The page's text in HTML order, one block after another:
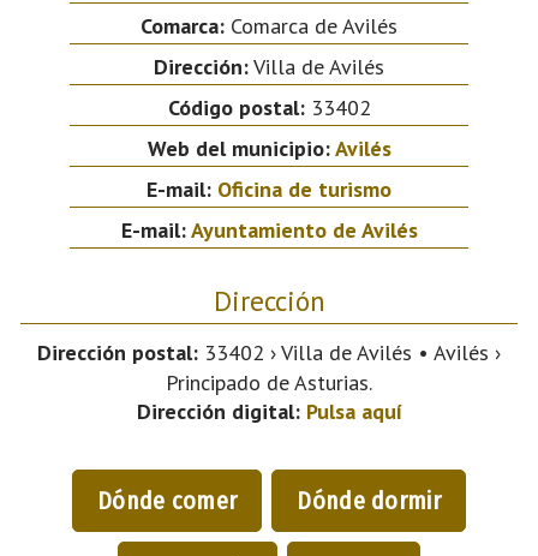
Comarca: Comarca de Avilés
Dirección:Villa de Avilés
Código postal:33402
Web del municipio:Avilés
E-mail: Oficina de turismo
E-mail:Ayuntamiento de Avilés
Dirección
Dirección postal: 33402 › Villa de Avilés • Avilés ›
Principado de Asturias.
Dirección digital: Pulsa aquí
Dónde comer Dónde dormir